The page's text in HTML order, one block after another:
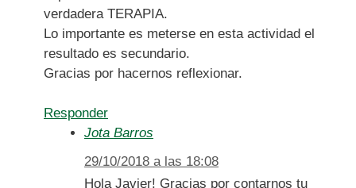
verdadera TERAPIA.
Lo importante es meterse en esta actividad el
resultado es secundario.
Gracias por hacernos reflexionar.
Responder
Jota Barros
29/10/2018 a las 18:08
Hola Javier! Gracias por contarnos tu